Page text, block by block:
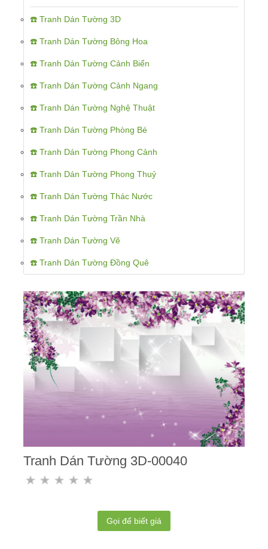
☎️ Tranh Dán Tường 3D
☎️ Tranh Dán Tường Bông Hoa
☎️ Tranh Dán Tường Cảnh Biển
☎️ Tranh Dán Tường Cảnh Ngang
☎️ Tranh Dán Tường Nghệ Thuật
☎️ Tranh Dán Tường Phòng Bé
☎️ Tranh Dán Tường Phong Cảnh
☎️ Tranh Dán Tường Phong Thuỷ
☎️ Tranh Dán Tường Thác Nước
☎️ Tranh Dán Tường Trần Nhà
☎️ Tranh Dán Tường Vẽ
☎️ Tranh Dán Tường Đồng Quê
Tranh Dán Tường 3D-00040
Gọi để biết giá